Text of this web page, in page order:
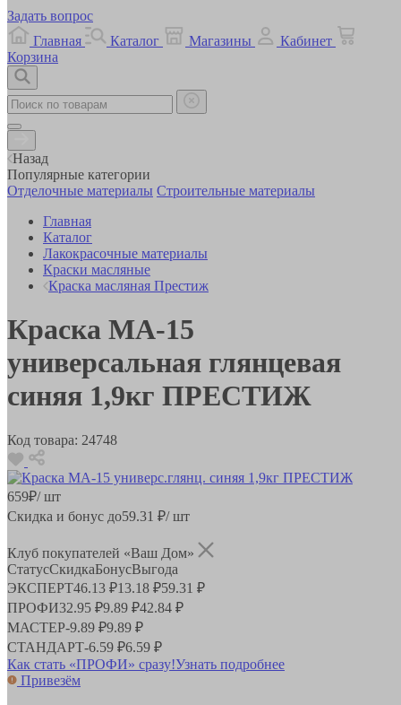
Задать вопрос
Главная
Каталог Магазины
Кабинет
Корзина
Назад
Популярные категории
Отделочные материалы Строительные материалы
Главная
Каталог
Лакокрасочные материалы
Краски масляные
Краска масляная Престиж
Краска МА-15
универсальная глянцевая
синяя 1,9кг ПРЕСТИЖ
Код товара: 24748
659₽/ шт
Скидка и бонус до59.31 ₽/ шт
Клуб покупателей «Ваш Дом»
СтатусСкидкаБонусВыгода
ЭКСПЕРТ46.13 ₽13.18 ₽59.31 ₽
ПРОФИ32.95 ₽9.89 ₽42.84 ₽
МАСТЕР-9.89 ₽9.89 ₽
СТАНДАРТ-6.59 ₽6.59 ₽
Как стать «ПРОФИ» сразу!Узнать подробнее
Привезём